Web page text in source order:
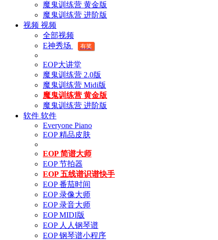
魔鬼训练营 黄金版
魔鬼训练营 进阶版
视频 视频
全部视频
E神秀场
有奖
EOP大讲堂
魔鬼训练营 2.0版
魔鬼训练营 Midi版
魔鬼训练营 黄金版
魔鬼训练营 进阶版
软件 软件
Everyone Piano
EOP 精品皮肤
EOP 简谱大师
EOP 节拍器
EOP 五线谱识谱快手
EOP 番茄时间
EOP 录像大师
EOP 录音大师
EOP MIDI版
EOP 人人钢琴谱
EOP 钢琴谱小程序